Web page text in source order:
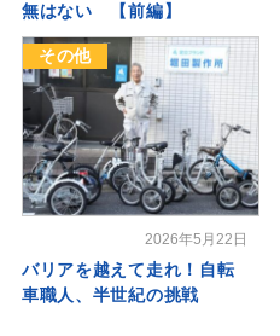
無はない 【前編】
その他
2026年5月22日
バリアを越えて走れ！自転
車職人、半世紀の挑戦